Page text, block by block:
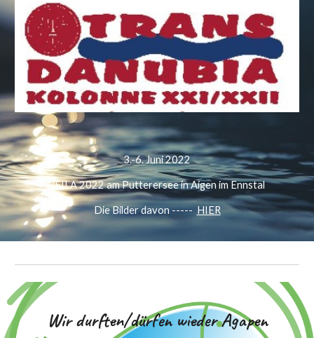
3.-6. Juni 2022
PFILA 2022 am Putterersee in Aigen im Ennstal
Die Bilder davon ----- HIER
Wir durften/dürfen wieder Agapen